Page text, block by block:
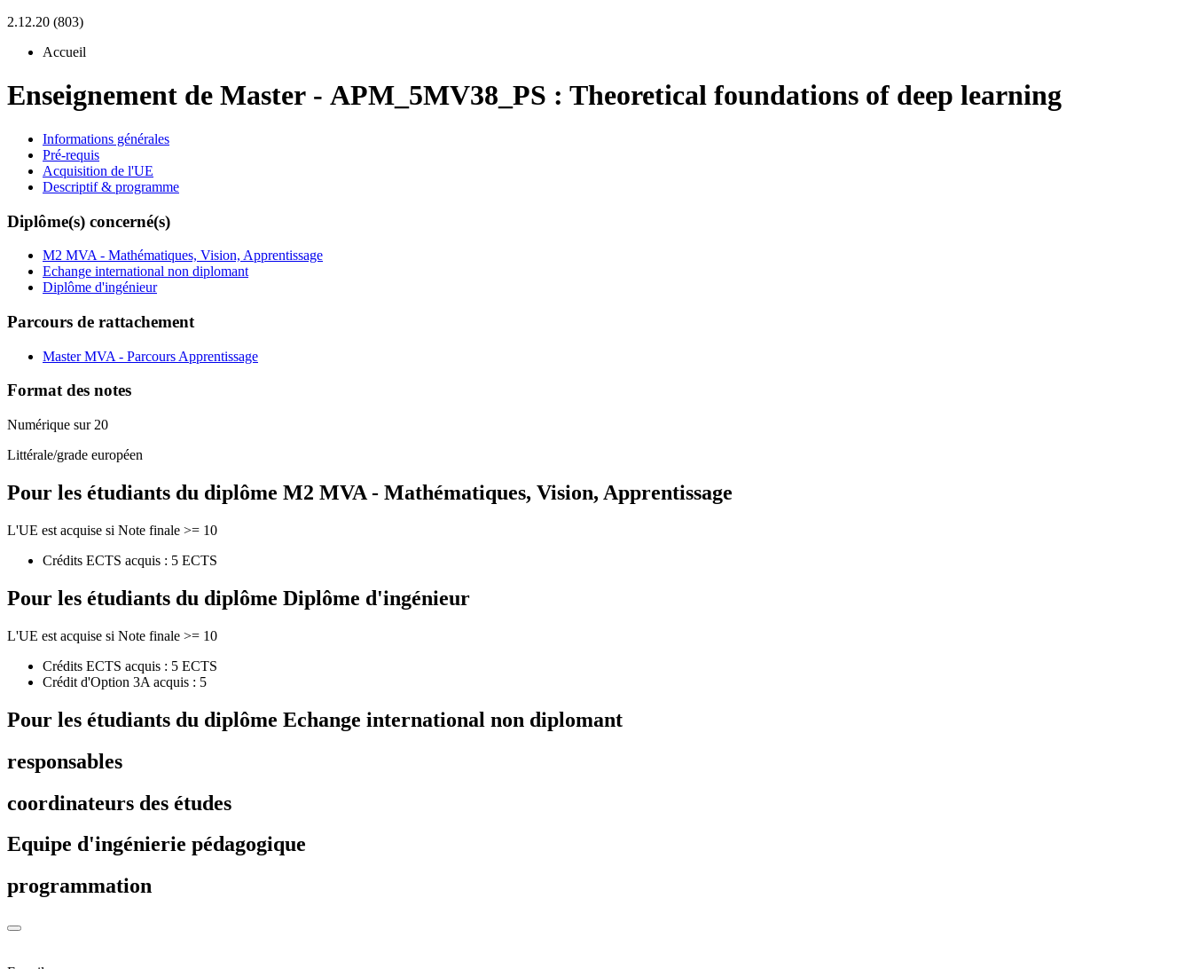
2.12.20 (803)
Accueil
Enseignement de Master - APM_5MV38_PS : Theoretical foundations of deep learning
Informations générales
Pré-requis
Acquisition de l'UE
Descriptif & programme
Diplôme(s) concerné(s)
M2 MVA - Mathématiques, Vision, Apprentissage
Echange international non diplomant
Diplôme d'ingénieur
Parcours de rattachement
Master MVA - Parcours Apprentissage
Format des notes
Numérique sur 20
Littérale/grade européen
Pour les étudiants du diplôme M2 MVA - Mathématiques, Vision, Apprentissage
L'UE est acquise si Note finale >= 10
Crédits ECTS acquis : 5 ECTS
Pour les étudiants du diplôme Diplôme d'ingénieur
L'UE est acquise si Note finale >= 10
Crédits ECTS acquis : 5 ECTS
Crédit d'Option 3A acquis : 5
Pour les étudiants du diplôme Echange international non diplomant
responsables
coordinateurs des études
Equipe d'ingénierie pédagogique
programmation